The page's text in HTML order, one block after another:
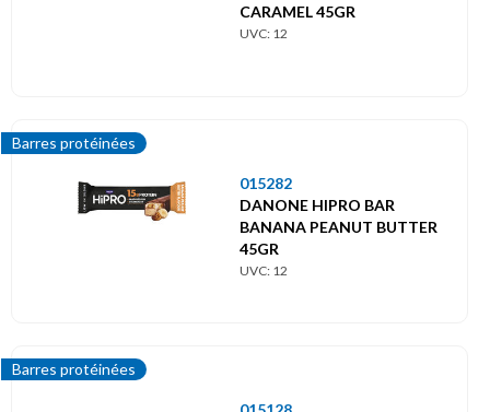
CARAMEL 45GR
UVC: 12
Barres protéinées
015282
DANONE HIPRO BAR
BANANA PEANUT BUTTER
45GR
UVC: 12
Barres protéinées